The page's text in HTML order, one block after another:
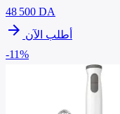
48 500 DA
arrow_forward أطلب الآن
-11%